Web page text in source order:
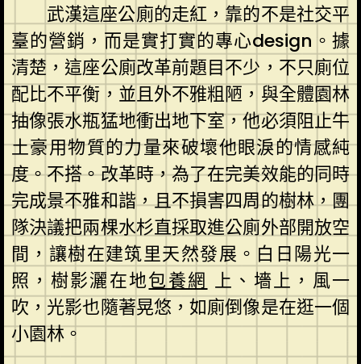
武漢這座公廁的走紅，靠的不是社交平
臺的營銷，而是實打實的專心design。據
清楚，這座公廁改革前題目不少，不只廁位
配比不平衡，並且外不雅粗陋，與全體園林
抽像張水瓶猛地衝出地下室，他必須阻止牛
土豪用物質的力量來破壞他眼淚的情感純
度。不搭。改革時，為了在完美效能的同時
完成景不雅和諧，且不損害四周的樹林，團
隊決議把兩棵水杉直採取進公廁外部開放空
間，讓樹在建筑里天然發展。白日陽光一
照，樹影灑在地包養網 上、墻上，風一
吹，光影也隨著晃悠，如廁倒像是在逛一個
小園林。